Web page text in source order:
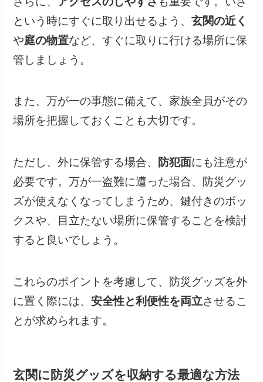
という時にすぐに取り出せるよう、玄関の近く
や庭の物置など、すぐに取りに行ける場所に保
管しましょう。
また、万が一の事態に備えて、家族全員がその
場所を把握しておくことも大切です。
ただし、外に保管する場合、 防犯面にも注意が
必要です。万が一盗難に遭った場合、防災グッ
ズが使えなくなってしまうため、鍵付きのボッ
クスや、目立たない場所に保管することを検討
すると良いでしょう。
これらのポイントを考慮して、防災グッズを外
に置く際には、安全性と利便性を両立させるこ
とが求められます。
玄関に防災グッズを収納する最適な方法